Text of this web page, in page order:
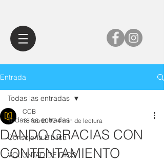
Entrada
Todas las entradas
Consejería Bíblica
VOLUNTAD DE DIOS
Todas las entradas
DANDO GRACIAS CON
CONTENTAMIENTO
CCB
18 feb 2019 4 min de lectura